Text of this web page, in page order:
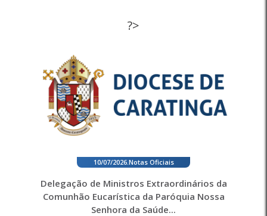
?>
10/07/2026. Notas Oficiais
Delegação de Ministros Extraordinários da
Comunhão Eucarística da Paróquia Nossa
Senhora da Saúde...